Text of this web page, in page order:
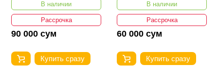
В наличии
Рассрочка
90 000 сум
Купить сразу
В наличии
Рассрочка
60 000 сум
Купить сразу